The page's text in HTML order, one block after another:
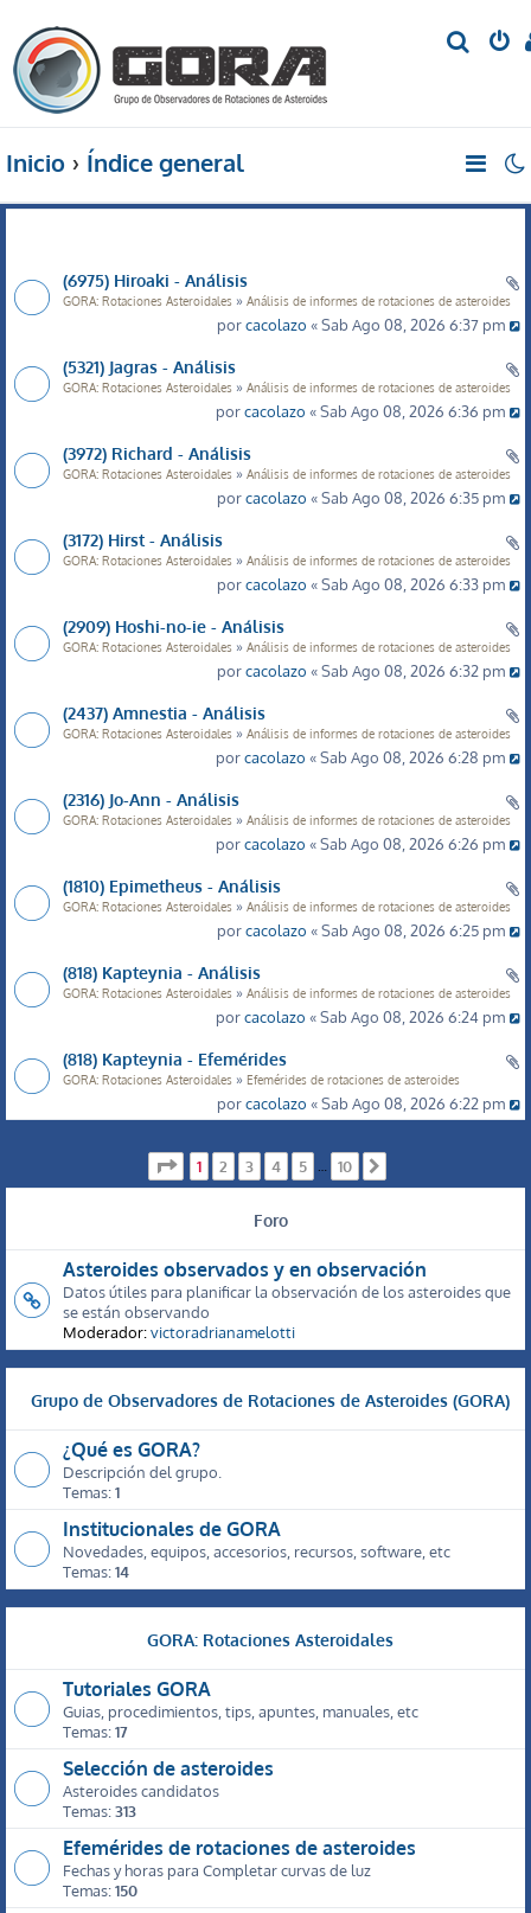
r
Inicio Índice general
(6975) Hiroaki - Análisis
GORA: Rotaciones Asteroidales » Análisis de informes de rotaciones de asteroides
porcacolazo « Sab Ago 08, 2026 6:37 pm
(5321) Jagras - Análisis
GORA: Rotaciones Asteroidales » Análisis de informes de rotaciones de asteroides
porcacolazo « Sab Ago 08, 2026 6:36 pm
(3972) Richard - Análisis
GORA: Rotaciones Asteroidales » Análisis de informes de rotaciones de asteroides
porcacolazo « Sab Ago 08, 2026 6:35 pm
(3172) Hirst - Análisis
GORA: Rotaciones Asteroidales » Análisis de informes de rotaciones de asteroides
porcacolazo « Sab Ago 08, 2026 6:33 pm
(2909) Hoshi-no-ie - Análisis
GORA: Rotaciones Asteroidales » Análisis de informes de rotaciones de asteroides
porcacolazo « Sab Ago 08, 2026 6:32 pm
(2437) Amnestia - Análisis
GORA: Rotaciones Asteroidales » Análisis de informes de rotaciones de asteroides
porcacolazo « Sab Ago 08, 2026 6:28 pm
(2316) Jo-Ann - Análisis
GORA: Rotaciones Asteroidales » Análisis de informes de rotaciones de asteroides
porcacolazo « Sab Ago 08, 2026 6:26 pm
(1810) Epimetheus - Análisis
GORA: Rotaciones Asteroidales » Análisis de informes de rotaciones de asteroides
porcacolazo « Sab Ago 08, 2026 6:25 pm
(818) Kapteynia - Análisis
GORA: Rotaciones Asteroidales » Análisis de informes de rotaciones de asteroides
porcacolazo « Sab Ago 08, 2026 6:24 pm
(818) Kapteynia - Efemérides
GORA: Rotaciones Asteroidales » Efemérides de rotaciones de asteroides
porcacolazo « Sab Ago 08, 2026 6:22 pm
Página de 10
1 2 3 4 5 … 10
Foro
Asteroides observados y en observación
Datos útiles para planificar la observación de los asteroides que
se están observando
Moderador:victoradrianamelotti
Grupo de Observadores de Rotaciones de Asteroides (GORA)
¿Qué es GORA?
Descripción del grupo.
Temas:1
Institucionales de GORA
Novedades, equipos, accesorios, recursos, software, etc
Temas:14
GORA: Rotaciones Asteroidales
Tutoriales GORA
Guias, procedimientos, tips, apuntes, manuales, etc
Temas:17
Selección de asteroides
Asteroides candidatos
Temas:313
Efemérides de rotaciones de asteroides
Fechas y horas para Completar curvas de luz
Temas:150